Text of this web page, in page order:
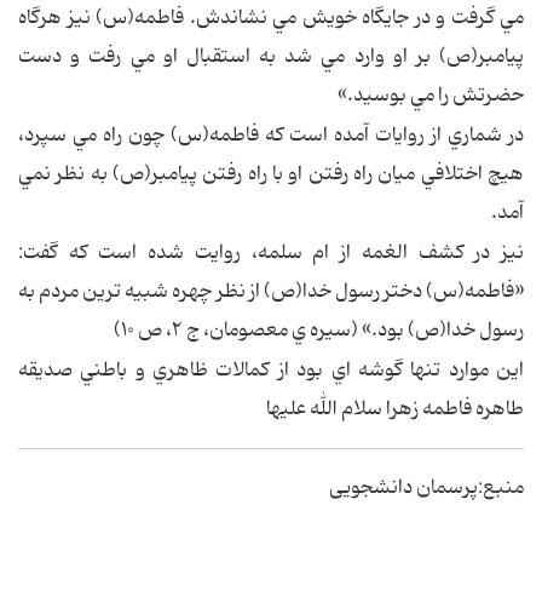
مي گرفت و در جايگاه خويش مي نشاندش. فاطمه(س) نيز هرگاه
پيامبر(ص) بر او وارد مي شد به استقبال او مي رفت و دست
حضرتش را مي بوسيد.»
در شماري از روايات آمده است كه فاطمه(س) چون راه مي سپرد،
هيچ اختلافي ميان راه رفتن او با راه رفتن پيامبر(ص) به نظر نمي
آمد.
نيز در كشف الغمه از ام سلمه، روايت شده است كه گفت:
«فاطمه(س) دختر رسول خدا(ص) از نظر چهره شبيه ترين مردم به
رسول خدا(ص) بود.» (سيره ي معصومان، ج ۲، ص ۱۰)
اين موارد تنها گوشه اي بود از كمالات ظاهري و باطني صديقه
طاهره فاطمه زهرا سلام الله عليها
منبع:پرسمان دانشجویی